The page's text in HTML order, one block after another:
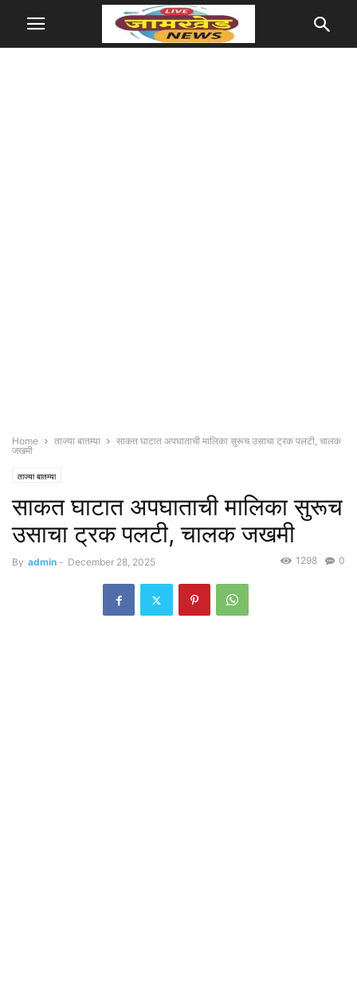
Home ताज्या बातम्या
साकत घाटात अपघाताची मालिका सुरूच उसाचा ट्रक पलटी, चालक
जखमी
ताज्या बातम्या
साकत घाटात अपघाताची मालिका सुरूच
उसाचा ट्रक पलटी, चालक जखमी
By admin - December 28, 2025 0
1298